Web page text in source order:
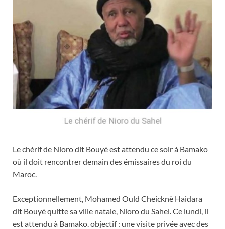
Le chérif de Nioro dit Bouyé est attendu ce soir à Bamako
où il doit rencontrer demain des émissaires du roi du
Maroc.
Exceptionnellement, Mohamed Ould Cheicknè Haidara
dit Bouyé quitte sa ville natale, Nioro du Sahel. Ce lundi, il
est attendu à Bamako. objectif : une visite privée avec des